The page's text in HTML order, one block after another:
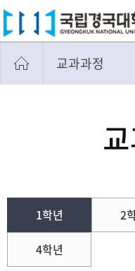
교과과정
자료실
간호교육인증평가
1학년 2
4학년